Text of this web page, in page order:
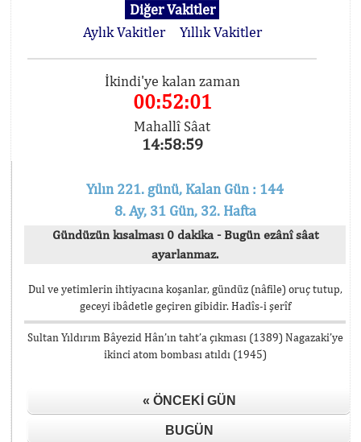
Diğer Vakitler
Aylık Vakitler
Yıllık Vakitler
İkindi'ye kalan zaman
00:52:01
Mahallî Sâat
14:58:59
Yılın 221. günü, Kalan Gün : 144
8. Ay, 31 Gün, 32. Hafta
Gündüzün kısalması 0 dakika - Bugün ezânî sâat
ayarlanmaz.
Dul ve yetimlerin ihtiyacına koşanlar, gündüz (nâfile) oruç tutup,
geceyi ibâdetle geçiren gibidir. Hadîs-i şerîf
Sultan Yıldırım Bâyezid Hân’ın taht’a çıkması (1389) Nagazaki’ye
ikinci atom bombası atıldı (1945)
« ÖNCEKI GÜN
BUGÜN